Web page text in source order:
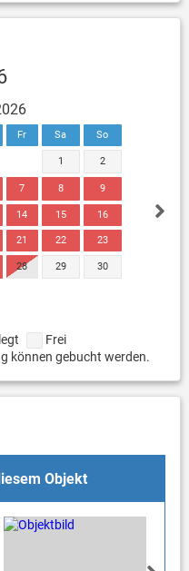
Fr Sa So
1 2
7 8 9
14 15 16
21 22 23
28 29 30
Frei
können gebucht werden.
Objekt